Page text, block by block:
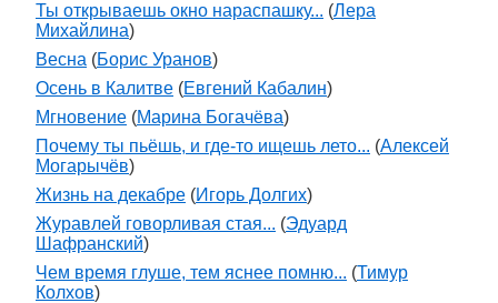
Ты открываешь окно нараспашку... (Лера
Михайлина)
Весна (Борис Уранов)
Осень в Калитве (Евгений Кабалин)
Мгновение (Марина Богачёва)
Почему ты пьёшь, и где-то ищешь лето... (Алексей
Могарычёв)
Жизнь на декабре (Игорь Долгих)
Журавлей говорливая стая... (Эдуард
Шафранский)
Чем время глуше, тем яснее помню... (Тимур
Колхов)